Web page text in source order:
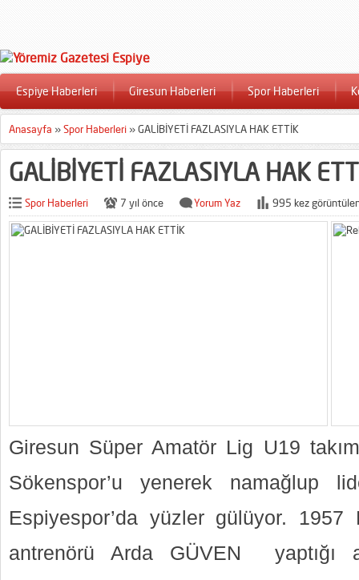
Espiye Haberleri Giresun Haberleri Spor Haberleri
Anasayfa »Spor Haberleri »GALİBİYETİ FAZLASIYLA HAK ETTİK
GALİBİYETİ FAZLASIYLA HAK
Spor Haberleri 7 yıl önce Yorum Yaz 995 kez
Giresun Süper Amatör Lig U19
Sökenspor’u yenerek namağlup
Espiyespor’da yüzler gülüyor. 1957
antrenörü Arda GÜVEN yaptığı